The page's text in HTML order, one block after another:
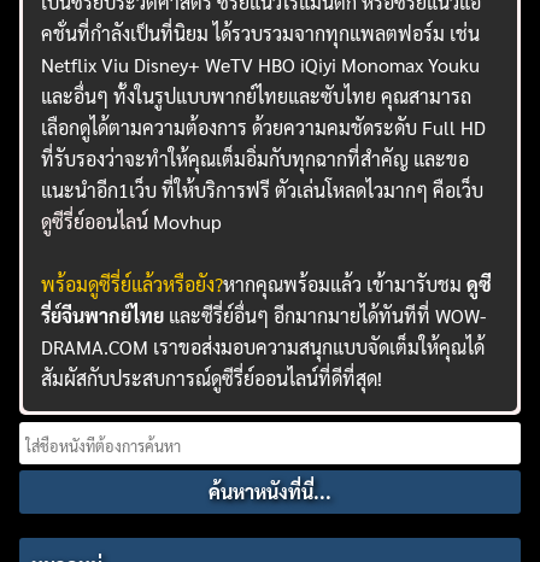
คชั่นที่กำลังเป็นที่นิยม ได้รวบรวมจากทุกแพลตฟอร์ม เช่น
Netflix Viu Disney+ WeTV HBO iQiyi Monomax Youku
และอื่นๆ ทั้งในรูปแบบพากย์ไทยและซับไทย คุณสามารถ
เลือกดูได้ตามความต้องการ ด้วยความคมชัดระดับ Full HD
ที่รับรองว่าจะทำให้คุณเต็มอิ่มกับทุกฉากที่สำคัญ และขอ
แนะนำอีก1เว็บ ที่ให้บริการฟรี ตัวเล่นโหลดไวมากๆ คือเว็บ
ดูซีรี่ย์ออนไลน์ Movhup
พร้อมดูซีรี่ย์แล้วหรือยัง?หากคุณพร้อมแล้ว เข้ามารับชมดูซี
รี่ย์จีนพากย์ไทย และซีรี่ย์อื่นๆ อีกมากมายได้ทันทีที่ WOW-
DRAMA.COM เราขอส่งมอบความสนุกแบบจัดเต็มให้คุณได้
สัมผัสกับประสบการณ์ดูซีรี่ย์ออนไลน์ที่ดีที่สุด!
Search
for: